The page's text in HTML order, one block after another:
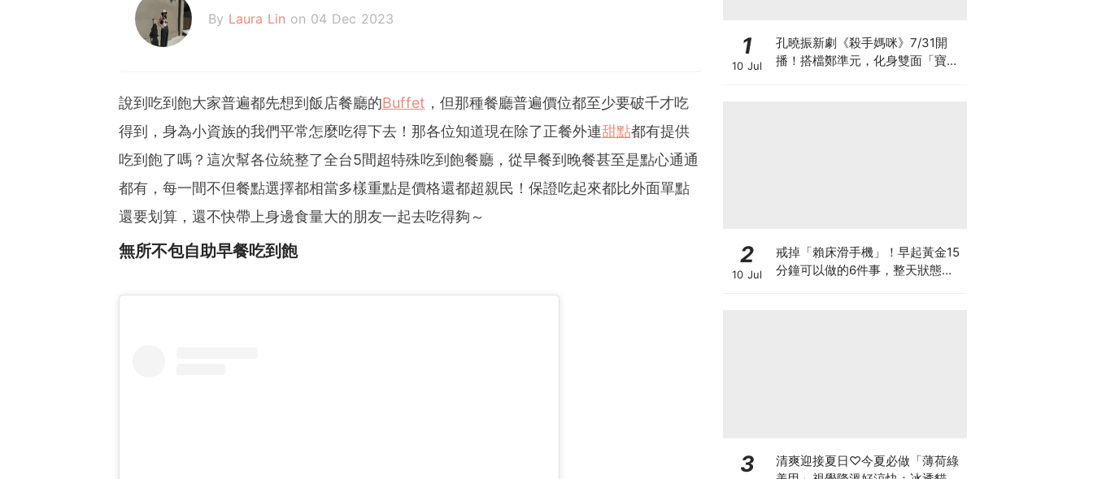
By Laura Lin on 04 Dec 2023
說到吃到飽大家普遍都先想到飯店餐廳的Buffet ，但那種餐廳普遍價位都至少要破千才吃
得到，身為小資族的我們平常怎麼吃得下去！那各位知道現在除了正餐外連甜點都有提供
吃到飽了嗎？這次幫各位統整了全台5間超特殊吃到飽餐廳，從早餐到晚餐甚至是點心通通
都有，每一間不但餐點選擇都相當多樣重點是價格還都超親民！保證吃起來都比外面單點
還要划算，還不快帶上身邊食量大的朋友一起去吃得夠～
無所不包自助早餐吃到飽
1
10 Jul
孔曉振新劇《殺手媽咪》7/31開
播！搭檔鄭準元，化身雙面「寶媽
2
10 Jul
戒掉「賴床滑手機」！早起黃金15
分鐘可以做的6件事，整天狀態好
3
清爽迎接夏日♡今夏必做「薄荷綠